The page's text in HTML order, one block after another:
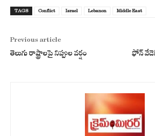
TAGS Conflict Israel Lebanon Middle East
Previous article
తెలుగు రాష్ట్రాలపై నిప్పుల వర్షం ఫోన్